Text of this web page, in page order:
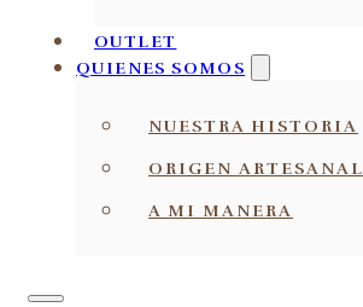
OUTLET
QUIENES SOMOS
NUESTRA HISTORIA
ORIGEN ARTESANAL
A MI MANERA